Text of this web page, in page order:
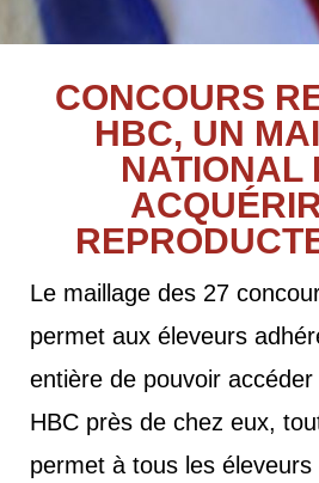
CONCOURS
HBC, UN
NATIONAL
Le maillage des 27
permet aux éleveurs
entière de pouvoir
HBC près de chez eux,
permet à tous les